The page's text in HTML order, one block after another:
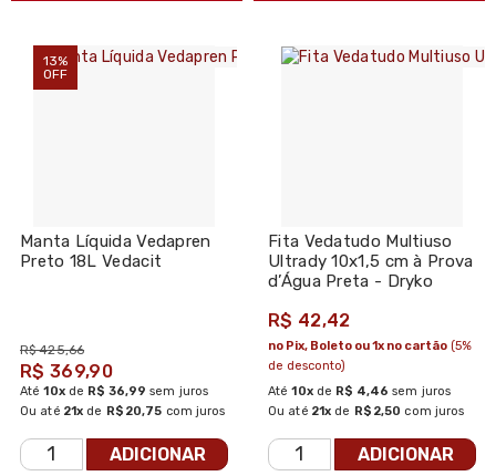
13%
OFF
Manta Líquida Vedapren
Preto 18L Vedacit
R$ 425,66
R$ 369,90
Até10xde R$ 36,99 sem juros
Ou até 21x de R$ 20,75 com juros
ADICIONAR
Fita Vedatudo Multiuso
Ultrady 10x1,5 cm à Prova
d’Água Preta - Dryko
R$ 42,42
Até10xde R$ 4,46 sem juros
Ou até 21x de R$ 2,50 com juros
no Pix, Boleto ou 1x no cartão (5%
de desconto)
ADICIONAR